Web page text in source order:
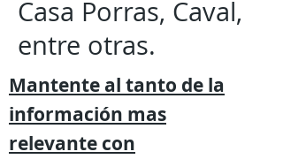
Casa Porras, Caval,
entre otras.
Mantente al tanto de la
información mas
relevante con